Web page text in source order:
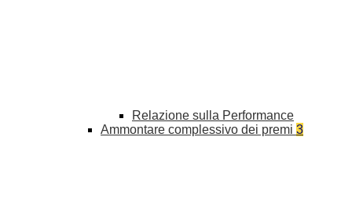
Relazione sulla Performance
Ammontare complessivo dei premi 3